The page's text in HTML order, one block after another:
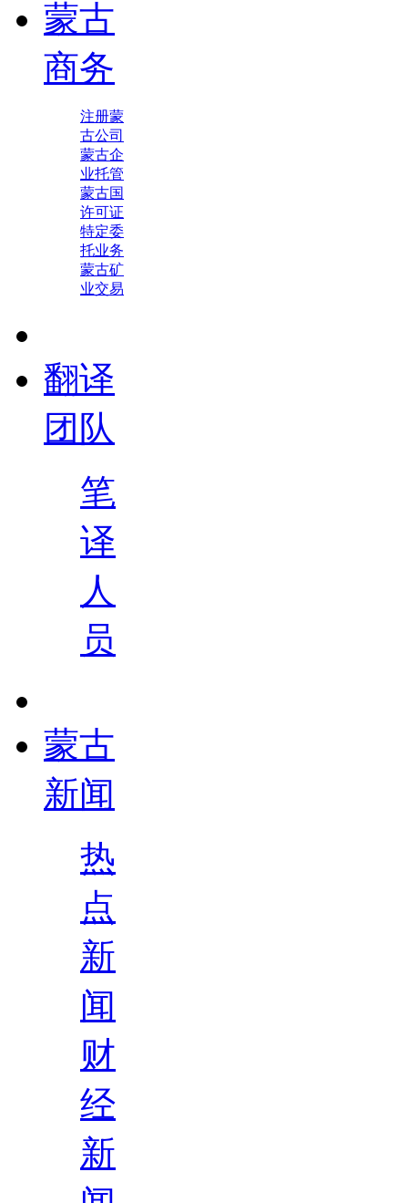
蒙古
商务
注册蒙
古公司
蒙古企
业托管
蒙古国
许可证
特定委
托业务
蒙古矿
业交易
翻译
团队
笔
译
人
员
蒙古
新闻
热
点
新
闻
财
经
新